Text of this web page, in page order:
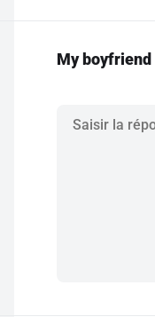
My boyfriend